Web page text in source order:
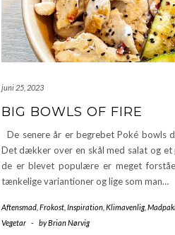
juni 25, 2023
BIG BOWLS OF FIRE
De senere år er begrebet Poké bowls
Det dækker over en skål med salat og
de er blevet populære er meget
tænkelige variantioner og lige som man…
Aftensmad, Frokost, Inspiration, Klimavenlig,
Vegetar - byBrian Nørvig